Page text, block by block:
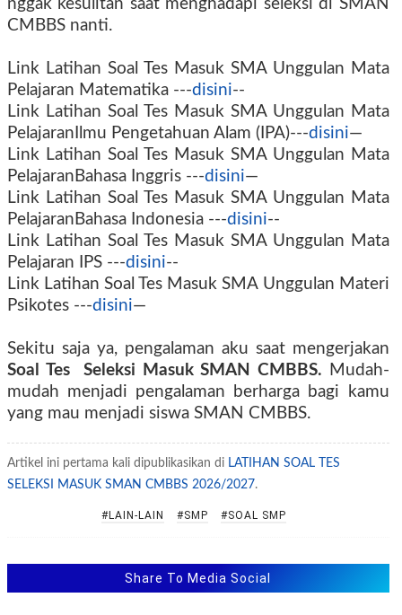
nggak kesulitan saat menghadapi seleksi di SMAN
CMBBS nanti.
Link Latihan Soal Tes Masuk SMA Unggulan Mata
Pelajaran Matematika ---disini--
Link Latihan Soal Tes Masuk SMA Unggulan Mata
Pelajaran Ilmu Pengetahuan Alam (IPA)---disini—
Link Latihan Soal Tes Masuk SMA Unggulan Mata
Pelajaran Bahasa Inggris ---disini—
Link Latihan Soal Tes Masuk SMA Unggulan Mata
Pelajaran Bahasa Indonesia ---disini--
Link Latihan Soal Tes Masuk SMA Unggulan Mata
Pelajaran IPS ---disini--
Link Latihan Soal Tes Masuk SMA Unggulan Materi
Psikotes ---disini—
Sekitu saja ya, pengalaman aku saat mengerjakan
Soal Tes
Seleksi Masuk SMAN CMBBS.
Mudah-
mudah menjadi pengalaman berharga bagi kamu
yang mau menjadi siswa SMAN CMBBS.
Artikel ini pertama kali dipublikasikan di LATIHAN SOAL TES
SELEKSI MASUK SMAN CMBBS 2026/2027.
#LAIN-LAIN #SMP #SOAL SMP
Share To Media Social